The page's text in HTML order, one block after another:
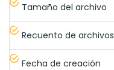
Tamaño del archivo
Recuento de archivos
Fecha de creación